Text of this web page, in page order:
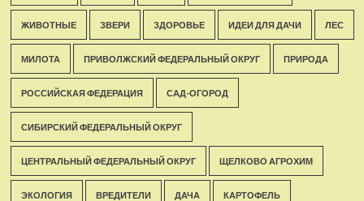
ЖИВОТНЫЕ ЗВЕРИ ЗДОРОВЬЕ ИДЕИ ДЛЯ ДАЧИ ЛЕС
МИЛОТА ПРИВОЛЖСКИЙ ФЕДЕРАЛЬНЫЙ ОКРУГ ПРИРОДА
РОССИЙСКАЯ ФЕДЕРАЦИЯ САД-ОГОРОД
СИБИРСКИЙ ФЕДЕРАЛЬНЫЙ ОКРУГ
ЦЕНТРАЛЬНЫЙ ФЕДЕРАЛЬНЫЙ ОКРУГ ЩЕЛКОВО АГРОХИМ
ЭКОЛОГИЯ ВРЕДИТЕЛИ ДАЧА КАРТОФЕЛЬ